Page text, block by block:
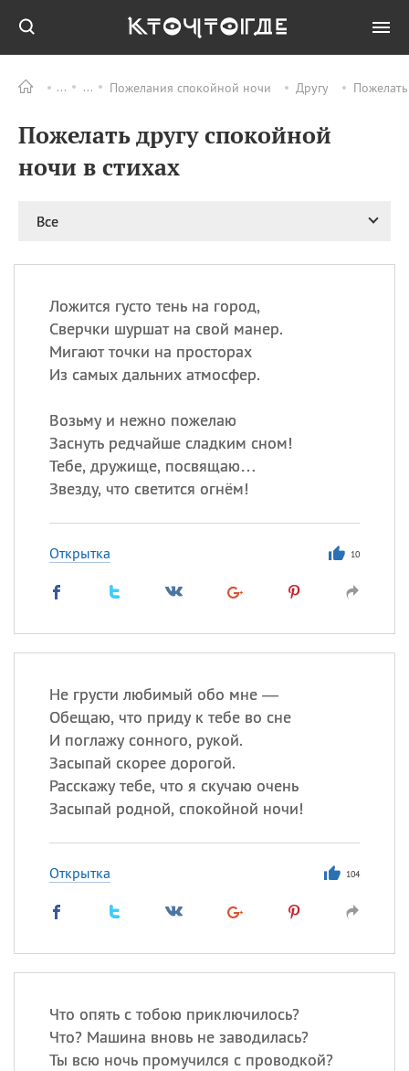
Пожелания спокойной ночи Другу
Пожелать другу спокойной
ночи в стихах
Все
Ложится густо тень на город,
Сверчки шуршат на свой манер.
Мигают точки на просторах
Из самых дальних атмосфер.
Возьму и нежно пожелаю
Заснуть редчайше сладким сном!
Тебе, дружище, посвящаю…
Звезду, что светится огнём!
Открытка 10
Не грусти любимый обо мне —
Обещаю, что приду к тебе во сне
И поглажу сонного, рукой.
Засыпай скорее дорогой.
Расскажу тебе, что я скучаю очень
Засыпай родной, спокойной ночи!
Открытка 104
Что опять с тобою приключилось?
Что? Машина вновь не заводилась?
Ты всю ночь промучился с проводкой?
ПРАЗДНИКИ Все
09.08 День памяти жертв
день
рисового пудинга
09.08 День Дымняшки
(Smokey Bear Day)
Сегодня празднуют именины
Сергей